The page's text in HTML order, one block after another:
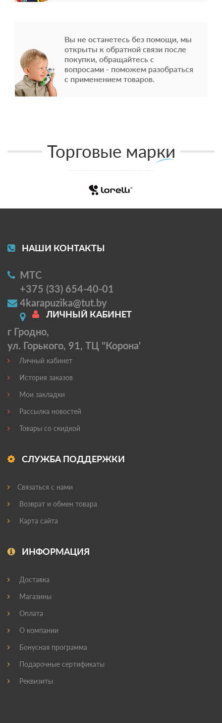
Вы не останетесь без помощи, мы
открыты к обратной связи после
покупки, обращайтесь с
вопросами - поможем разобраться
с применением товаров.
Торговые марки
НАШИ КОНТАКТЫ
МТС
+375 (33) 654-40-01
4karapuzika@tut.by
г Гродно,
ул. Горького, 91, ТЦ "Корона'
ЛИЧНЫЙ КАБИНЕТ
Личный кабинет
История заказов
Мои закладки
Рассылка новостей
Товары со скидкой
СЛУЖБА ПОДДЕРЖКИ
Связаться с нами
Возврат и обмен товара
Карта сайта
ИНФОРМАЦИЯ
Доставка
Магазины
Оплата
О компании
Бонусная программа
Подарочные сертификаты
Реквизиты